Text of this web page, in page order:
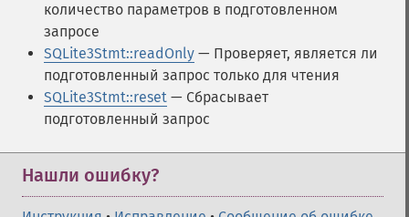
количество параметров в подготовленном
запросе
SQLite3Stmt::readOnly — Проверяет, является ли
подготовленный запрос только для чтения
SQLite3Stmt::reset — Сбрасывает
подготовленный запрос
Нашли ошибку?